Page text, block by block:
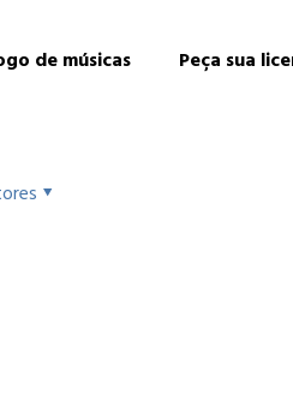
de músicas Peça sua